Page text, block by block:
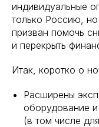
индивидуальные
только Россию, но
призван помочь
и перекрыть
Итак, коротко о
Расширены
оборудование и
(в том числе